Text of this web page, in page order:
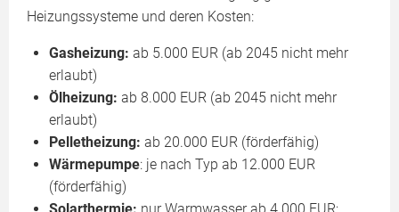
Heizungssysteme und deren Kosten:
Gasheizung: ab 5.000 EUR (ab 2045 nicht mehr
erlaubt)
Ölheizung: ab 8.000 EUR (ab 2045 nicht mehr
erlaubt)
Pelletheizung: ab 20.000 EUR (förderfähig)
Wärmepumpe: je nach Typ ab 12.000 EUR
(förderfähig)